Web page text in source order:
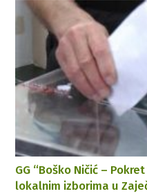
GG “Boško Ničić –
lokalnim izborima u